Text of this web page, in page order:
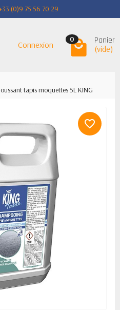
(0)9 75 56 70 29
Connexion
0 Panier
(vide)
tapis moquettes 5L KING
favorite_border